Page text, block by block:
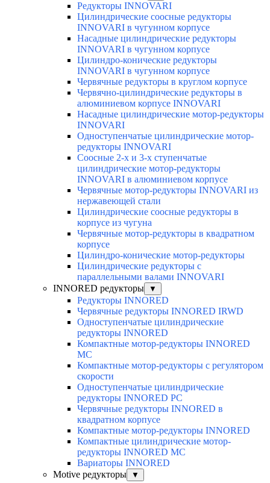
Редукторы INNOVARI
Цилиндрические соосные редукторы
INNOVARI в чугунном корпусе
Насадные цилиндрические редукторы
INNOVARI в чугунном корпусе
Цилиндро-конические редукторы
INNOVARI в чугунном корпусе
Червячные редукторы в круглом корпусе
Червячно-цилиндрические редукторы в
алюминиевом корпусе INNOVARI
Насадные цилиндрические мотор-редукторы
INNOVARI
Одноступенчатые цилиндрические мотор-
редукторы INNOVARI
Соосные 2-х и 3-х ступенчатые
цилиндрические мотор-редукторы
INNOVARI в алюминиевом корпусе
Червячные мотор-редукторы INNOVARI из
нержавеющей стали
Цилиндрические соосные редукторы в
корпусе из чугуна
Червячные мотор-редукторы в квадратном
корпусе
Цилиндро-конические мотор-редукторы
Цилиндрические редукторы с
параллельными валами INNOVARI
INNORED редукторы
▼
Редукторы INNORED
Червячные редукторы INNORED IRWD
Одноступенчатые цилиндрические
редукторы INNORED
Компактные мотор-редукторы INNORED
MC
Компактные мотор-редукторы с регулятором
скорости
Одноступенчатые цилиндрические
редукторы INNORED PC
Червячные редукторы INNORED в
квадратном корпусе
Компактные мотор-редукторы INNORED
Компактные цилиндрические мотор-
редукторы INNORED MC
Вариаторы INNORED
Motive редукторы
▼